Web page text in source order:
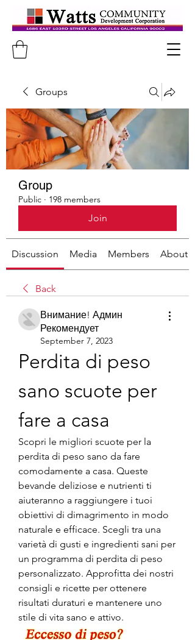
Groups
Group
Public · 198 members
Join
Discussion Media Members About
Back
Внимание! Админ
Рекомендует
September 7, 2023
Perdita di peso
sano scuote per
fare a casa
Scopri le migliori scuote per la
perdita di peso sano da fare
comodamente a casa. Queste
bevande deliziose e nutrienti ti
aiuteranno a raggiungere i tuoi
obiettivi di dimagrimento in modo
naturale e efficace. Scegli tra una
varietà di gusti e ingredienti sani per
un programma di perdita di peso
personalizzato. Approfitta dei nostri
consigli e ricette per ottenere
risultati duraturi e mantenere uno
stile di vita sano e attivo.